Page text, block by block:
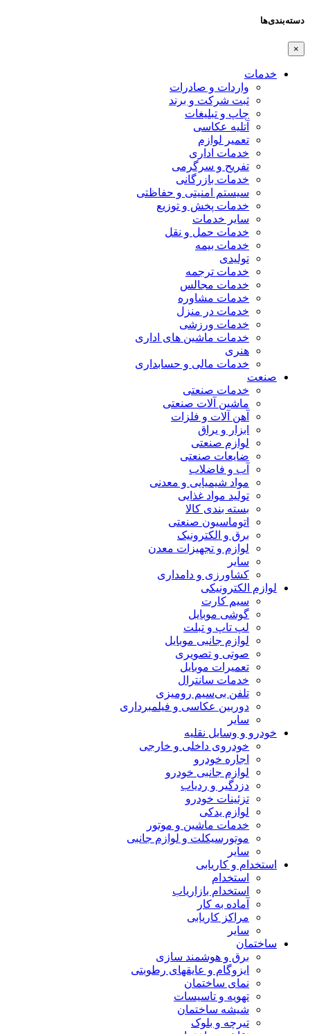
دسته‌بندی‌ها
×
خدمات
واردات و صادرات
ثبت شرکت و برند
چاپ و تبلیغات
آتلیه عکاسی
تعمیر لوازم
خدمات اداری
تفریح و سرگرمی
خدمات بازرگانی
سیستم امنیتی و حفاظتی
خدمات پخش و توزیع
سایر خدمات
خدمات حمل و نقل
خدمات بیمه
تولیدی
خدمات ترجمه
خدمات مجالس
خدمات مشاوره
خدمات در منزل
خدمات ورزشی
خدمات ماشین های اداری
هنری
خدمات مالی و حسابداری
صنعت
خدمات صنعتی
ماشین آلات صنعتی
آهن آلات و فلزات
ابزار و یراق
لوازم صنعتی
ضایعات صنعتی
آب و فاضلاب
مواد شیمیایی و معدنی
تولید مواد غذایی
بسته بندی کالا
اتوماسیون صنعتی
برق و الکترونیک
لوازم و تجهیزات معدن
سایر
کشاورزی و دامداری
لوازم الکترونیکی
سیم کارت
گوشی موبایل
لپ تاپ و تبلت
لوازم جانبی موبایل
صوتی و تصویری
تعمیرات موبایل
خدمات سانترال
تلفن بی‌سیم رومیزی
دوربین عکاسی و فیلمبرداری
سایر
خودرو و وسایل نقلیه
خودروی داخلی و خارجی
اجاره خودرو
لوازم جانبی خودرو
دزدگیر و ردیاب
تزئینات خودرو
لوازم یدکی
خدمات ماشین و موتور
موتورسیکلت و لوازم جانبی
سایر
استخدام و کاریابی
استخدام
استخدام بازاریاب
آماده به کار
مراکز کاریابی
سایر
ساختمان
برق و هوشمند سازی
ایزوگام و عایقهای رطوبتی
نمای ساختمان
تهویه و تاسیسات
شیشه ساختمان
تیرچه و بلوک